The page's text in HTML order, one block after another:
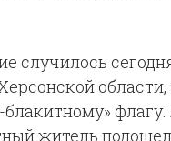
случилось
области,
флагу.
житель